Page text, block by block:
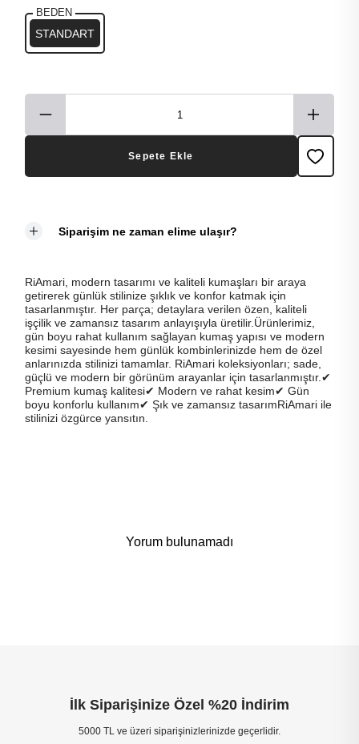
BEDEN
STANDART
Sepete Ekle
Siparişim ne zaman elime ulaşır?
RiAmari, modern tasarımı ve kaliteli kumaşları bir araya
getirerek günlük stilinize şıklık ve konfor katmak için
tasarlanmıştır. Her parça; detaylara verilen özen, kaliteli
işçilik ve zamansız tasarım anlayışıyla üretilir.Ürünlerimiz,
gün boyu rahat kullanım sağlayan kumaş yapısı ve modern
kesimi sayesinde hem günlük kombinlerinizde hem de özel
anlarınızda stilinizi tamamlar. RiAmari koleksiyonları; sade,
güçlü ve modern bir görünüm arayanlar için tasarlanmıştır.✔
Premium kumaş kalitesi✔ Modern ve rahat kesim✔ Gün
boyu konforlu kullanım✔ Şık ve zamansız tasarımRiAmari ile
stilinizi özgürce yansıtın.
Yorum bulunamadı
İlk Siparişinize Özel %20 İndirim
5000 TL ve üzeri siparişinizlerinizde geçerlidir.